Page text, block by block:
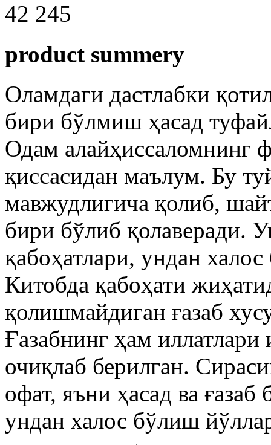
42 245
product summery
Оламдаги дастлабки
бири бўлмиш ҳасад
Одам алайҳиссаломнинг
қиссасидан маълум. Бу
мавжудлигича қолиб,
бири бўлиб қолаверади.
қабоҳатлари, ундан
Китобда қабоҳати
қолишмайдиган ғазаб
Ғазабнинг ҳам
очиқлаб берилган.
офат, яъни ҳасад ва
ундан халос бўлиш